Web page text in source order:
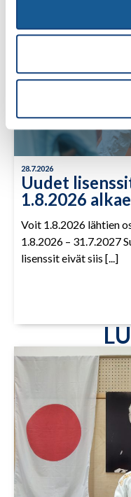
28.7.2026
Uudet
1.8.2026
Voit 1.8.2026 lähtien
1.8.2026 – 31.7.2027
lisenssit eivät siis [...]